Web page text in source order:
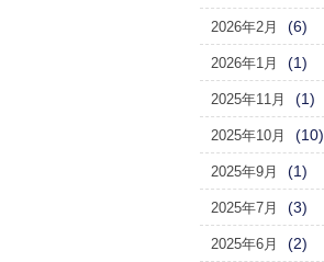
2026年2月 (6)
2026年1月 (1)
2025年11月 (1)
2025年10月 (10)
2025年9月 (1)
2025年7月 (3)
2025年6月 (2)